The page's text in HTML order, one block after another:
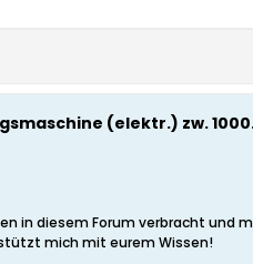
(elektr.) zw.
in diesem Forum verbracht und
mich mit eurem Wissen!